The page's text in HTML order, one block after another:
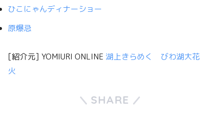
ひこにゃんディナーショー
原爆忌
[紹介元] YOMIURI ONLINE 湖上きらめく びわ湖大花
火
SHARE